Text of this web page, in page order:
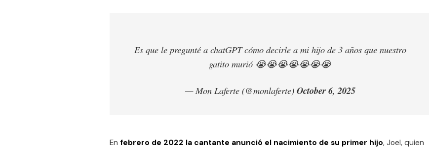
Es que le pregunté a chatGPT cómo decirle a mi hijo de 3 años que nuestro
gatito murió 😭😭😭😭😭😭😭
— Mon Laferte (@monlaferte) October 6, 2025
En febrero de 2022 la cantante anunció el nacimiento de su primer hijo, Joel, quien